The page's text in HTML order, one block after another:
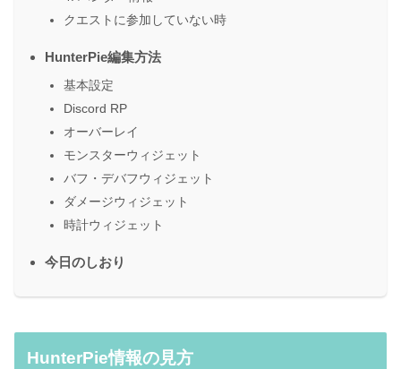
クエストに参加していない時
HunterPie編集方法
基本設定
Discord RP
オーバーレイ
モンスターウィジェット
バフ・デバフウィジェット
ダメージウィジェット
時計ウィジェット
今日のしおり
HunterPie情報の見方